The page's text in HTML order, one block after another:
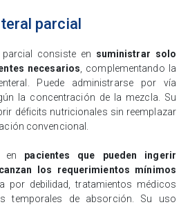
parcial
consiste en suministrar solo
necesarios, complementando la
Puede administrarse por vía
la concentración de la mezcla. Su
déficits nutricionales sin reemplazar
convencional.
en pacientes que pueden ingerir
los requerimientos mínimos
por debilidad, tratamientos médicos
temporales de absorción. Su uso